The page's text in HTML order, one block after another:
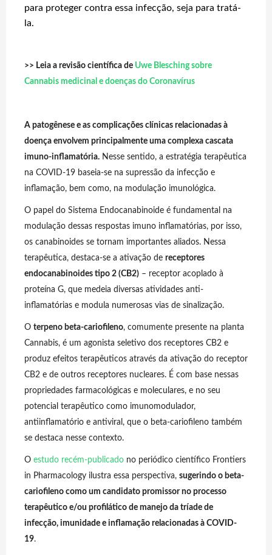
para proteger contra essa infecção, seja para tratá-
la.
>> Leia a revisão científica de Uwe Blesching sobre
Cannabis medicinal e doenças do Coronavírus
A patogênese e as complicações clínicas relacionadas à
doença envolvem principalmente uma complexa cascata
imuno-inflamatória. Nesse sentido, a estratégia terapêutica
na COVID-19 baseia-se na supressão da infecção e
inflamação, bem como, na modulação imunológica.
O papel do Sistema Endocanabinoide é fundamental na
modulação dessas respostas imuno inflamatórias, por isso,
os canabinoides se tornam importantes aliados. Nessa
terapêutica, destaca-se a ativação de receptores
endocanabinoides tipo 2 (CB2) – receptor acoplado à
proteína G, que medeia diversas atividades anti-
inflamatórias e modula numerosas vias de sinalização.
O terpeno beta-cariofileno, comumente presente na planta
Cannabis, é um agonista seletivo dos receptores CB2 e
produz efeitos terapêuticos através da ativação do receptor
CB2 e de outros receptores nucleares. É com base nessas
propriedades farmacológicas e moleculares, e no seu
potencial terapêutico como imunomodulador,
antiinflamatório e antiviral, que o beta-cariofileno também
se destaca nesse contexto.
O estudo recém-publicado no periódico científico Frontiers
in Pharmacology ilustra essa perspectiva, sugerindo o beta-
cariofileno como um candidato promissor no processo
terapêutico e/ou profilático de manejo da tríade de
infecção, imunidade e inflamação relacionadas à COVID-
19.